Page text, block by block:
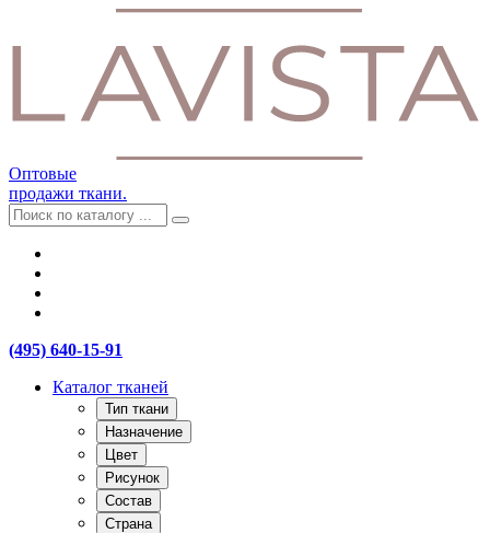
Оптовые
продажи ткани.
(495) 640-15-91
Каталог тканей
Тип ткани
Назначение
Цвет
Рисунок
Состав
Страна